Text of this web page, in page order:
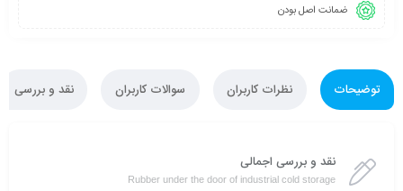
ضمانت اصل بودن
توضیحات نظرات کاربران سوالات کاربران نقد و بررسی
نقد و بررسی اجمالی
Rubber under the door of industrial cold storage